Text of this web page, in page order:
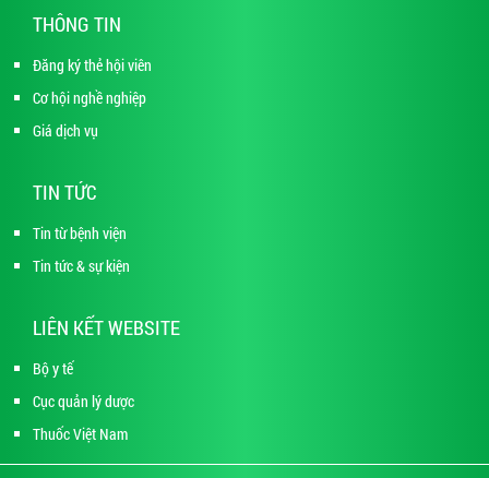
THÔNG TIN
Đăng ký thẻ hội viên
Cơ hội nghề nghiệp
Giá dịch vụ
TIN TỨC
Tin từ bệnh viện
Tin tức & sự kiện
LIÊN KẾT WEBSITE
Bộ y tế
Cục quản lý dược
Thuốc Việt Nam